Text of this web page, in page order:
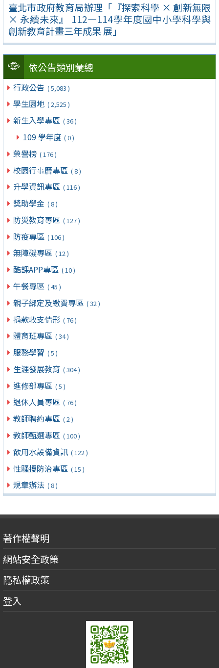
臺北市政府教育局辦理「『探索科學 × 創新無限
× 永續未來』 112—114學年度國中小學科學與
創新教育計畫三年成果 展」
依公告類別彙總
行政公告 ( 5,083 )
學生園地 ( 2,525 )
新生入學專區 ( 36 )
109 學年度 ( 0 )
榮譽榜 ( 176 )
校園行事曆專區 ( 8 )
升學資訊專區 ( 116 )
獎助學金 ( 8 )
防災教育專區 ( 127 )
防疫專區 ( 106 )
無障礙專區 ( 12 )
酷課APP專區 ( 10 )
午餐專區 ( 45 )
親子綁定及繳費專區 ( 32 )
捐款收支情形 ( 76 )
體育班專區 ( 34 )
服務學習 ( 5 )
生涯發展教育 ( 304 )
進修部專區 ( 5 )
退休人員專區 ( 76 )
教師聘約專區 ( 2 )
教師甄選專區 ( 100 )
飲用水設備資訊 ( 122 )
性騷擾防治專區 ( 15 )
規章辦法 ( 8 )
著作權聲明
網站安全政策
隱私權政策
登入